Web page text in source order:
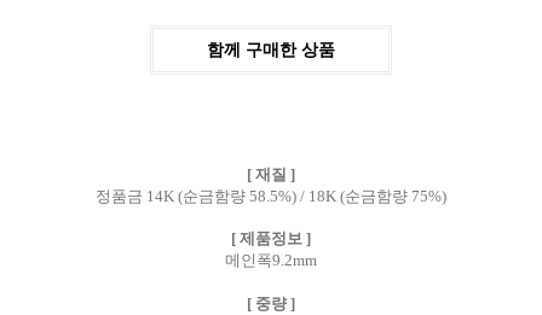
함께 구매한 상품
[ 재질 ]
정품금 14K (순금함량 58.5%) / 18K (순금함량 75%)
[ 제품정보 ]
메인폭9.2mm
[ 중량 ]